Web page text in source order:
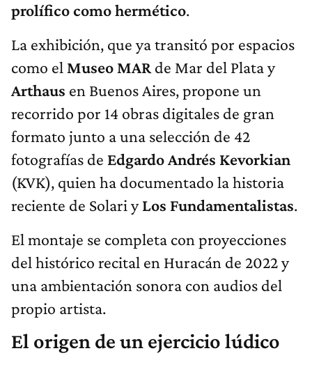
prolífico como hermético.
La exhibición, que ya transitó por espacios
como el Museo MAR de Mar del Plata y
Arthaus en Buenos Aires, propone un
recorrido por 14 obras digitales de gran
formato junto a una selección de 42
fotografías de Edgardo Andrés Kevorkian
(KVK), quien ha documentado la historia
reciente de Solari yLos Fundamentalistas.
El montaje se completa con proyecciones
del histórico recital en Huracán de 2022 y
una ambientación sonora con audios del
propio artista.
El origen de un ejercicio lúdico